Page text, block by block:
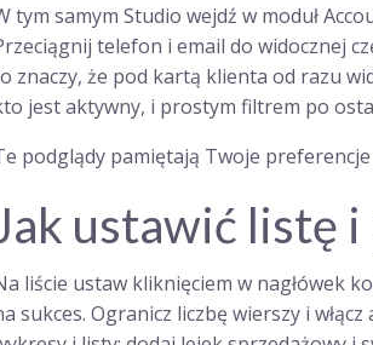
tym samym Studio wejdź w moduł
telefon i email do widocznej
znaczy, że pod kartą klienta od razu
jest aktywny, i prostym filtrem po
podglądy pamiętają Twoje
ustawić listę
liście ustaw kliknięciem w nagłówek
sukces. Ogranicz liczbę wierszy i